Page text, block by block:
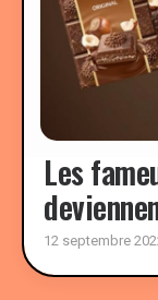
Les
12 septembre